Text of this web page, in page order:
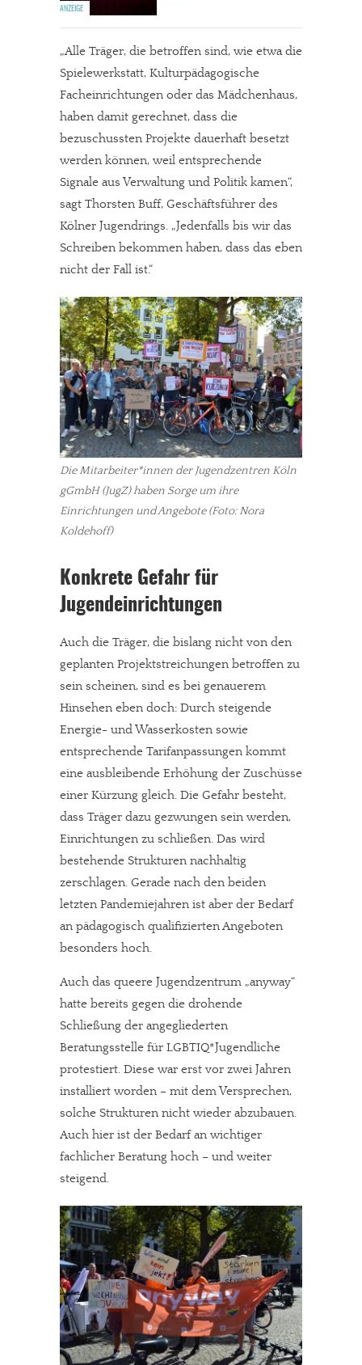
„Alle Träger, die betroffen sind, wie etwa die
Spielewerkstatt, Kulturpädagogische
Facheinrichtungen oder das Mädchenhaus,
haben damit gerechnet, dass die
bezuschussten Projekte dauerhaft besetzt
werden können, weil entsprechende
Signale aus Verwaltung und Politik kamen“,
sagt Thorsten Buff, Geschäftsführer des
Kölner Jugendrings. „Jedenfalls bis wir das
Schreiben bekommen haben, dass das eben
nicht der Fall ist.“
Die Mitarbeiter*innen der Jugendzentren Köln
gGmbH (JugZ) haben Sorge um ihre
Einrichtungen und Angebote (Foto: Nora
Koldehoff)
Konkrete Gefahr für
Jugendeinrichtungen
Auch die Träger, die bislang nicht von den
geplanten Projektstreichungen betroffen zu
sein scheinen, sind es bei genauerem
Hinsehen eben doch: Durch steigende
Energie- und Wasserkosten sowie
entsprechende Tarifanpassungen kommt
eine ausbleibende Erhöhung der Zuschüsse
einer Kürzung gleich. Die Gefahr besteht,
dass Träger dazu gezwungen sein werden,
Einrichtungen zu schließen. Das wird
bestehende Strukturen nachhaltig
zerschlagen. Gerade nach den beiden
letzten Pandemiejahren ist aber der Bedarf
an pädagogisch qualifizierten Angeboten
besonders hoch.
Auch das queere Jugendzentrum „anyway“
hatte bereits gegen die drohende
Schließung der angegliederten
Beratungsstelle für LGBTIQ*Jugendliche
protestiert. Diese war erst vor zwei Jahren
installiert worden – mit dem Versprechen,
solche Strukturen nicht wieder abzubauen.
Auch hier ist der Bedarf an wichtiger
fachlicher Beratung hoch – und weiter
steigend.